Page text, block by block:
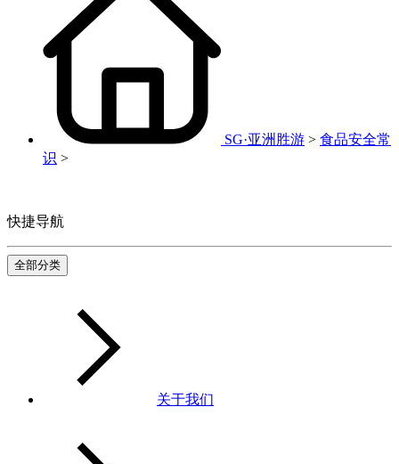
SG·亚洲胜游 > 食品安全常
识 >
快捷导航
全部分类
关于我们